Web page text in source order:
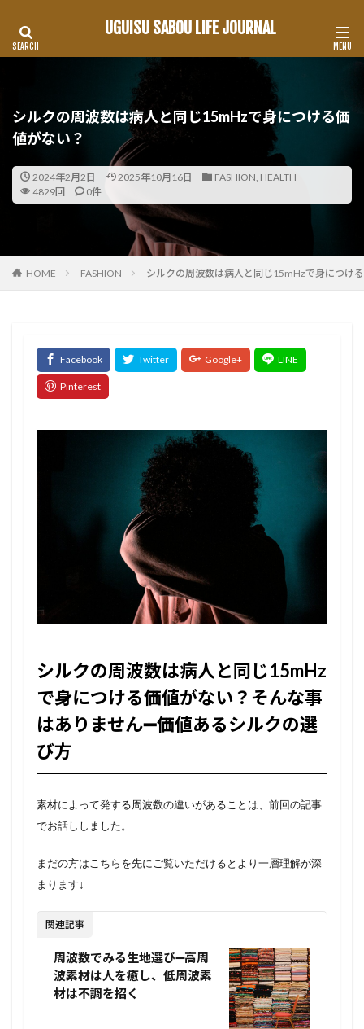
UGUISU SABOU LIFE JOURNAL
シルクの周波数は病人と同じ15mHzで身につける価
値がない？
2024年2月2日 2025年10月16日 FASHION, HEALTH
4829回
0件
HOME FASHION シルクの周波数は病人と同じ15mHzで身につけ
シルクの周波数は病人と同じ15mHz
で身につける価値がない？そんな事
はありません➖価値あるシルクの選
び方
素材によって発する周波数の違いがあることは、前回の記事
でお話ししました。
まだの方はこちらを先にご覧いただけるとより一層理解が深
まります↓
関連記事
周波数でみる生地選び➖高周
波素材は人を癒し、低周波素
材は不調を招く